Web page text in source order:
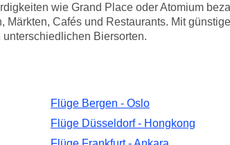
wie Grand Place oder Atomium
Cafés und Restaurants. Mit
Biersorten.
Flüge Bergen - Oslo
Flüge Düsseldorf - Hongkong